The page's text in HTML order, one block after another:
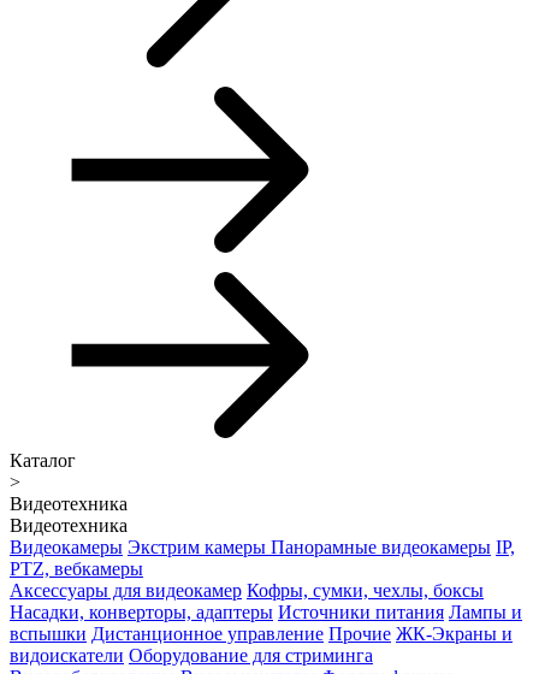
Каталог
>
Видеотехника
Видеотехника
Видеокамеры Экстрим камеры Панорамные видеокамеры IP,
PTZ, вебкамеры
Аксессуары для видеокамер Кофры, сумки, чехлы, боксы
Насадки, конверторы, адаптеры Источники питания Лампы и
вспышки Дистанционное управление Прочие ЖК-Экраны и
видоискатели Оборудование для стриминга